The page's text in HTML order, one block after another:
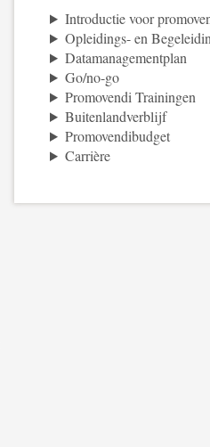
Introductie voor
Opleidings- en
Datamanagementplan
Go/no-go
Promovendi Trainingen
Buitenlandverblijf
Promovendibudget
Carrière